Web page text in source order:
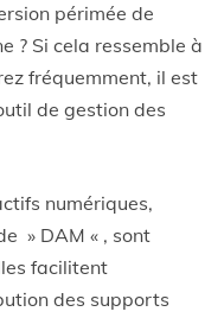
périmée de
? Si cela ressemble à
fréquemment, il est
de gestion des
numériques,
» DAM « , sont
facilitent
des supports